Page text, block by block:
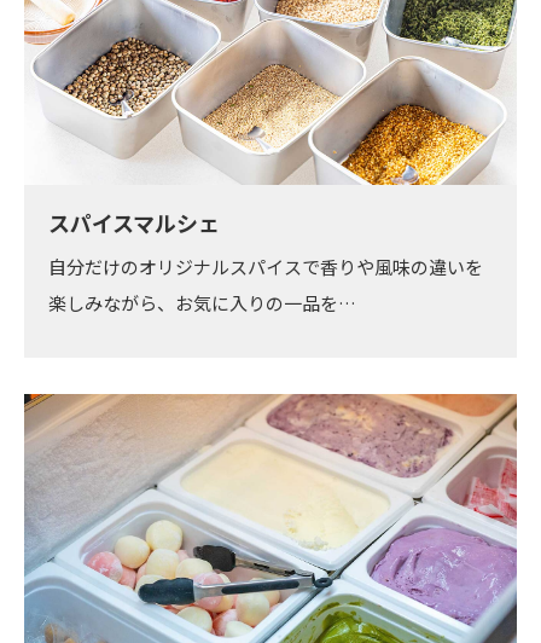
スパイスマルシェ
自分だけのオリジナルスパイスで香りや風味の違いを
楽しみながら、お気に入りの一品を…